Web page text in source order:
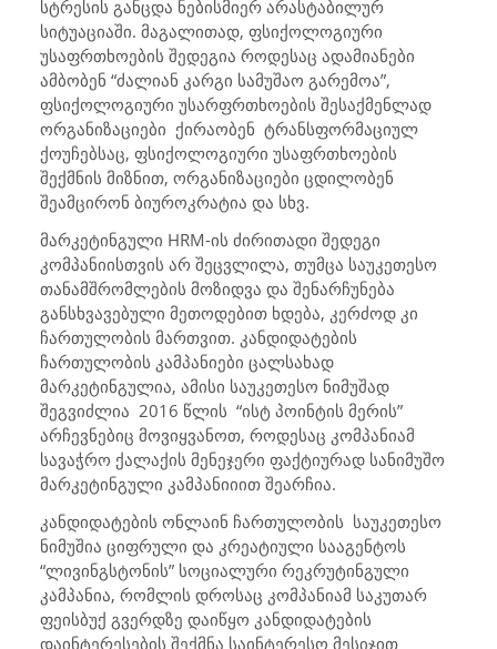
სტრესის განცდა ნებისმიერ არასტაბილურ
სიტუაციაში. მაგალითად, ფსიქოლოგიური
უსაფრთხოების შედეგია როდესაც ადამიანები
ამბობენ “ძალიან კარგი სამუშაო გარემოა”,
ფსიქოლოგიური უსარფრთხოების შესაქმენლად
ორგანიზაციები ქირაობენ ტრანსფორმაციულ
ქოუჩებსაც, ფსიქოლოგიური უსაფრთხოების
შექმნის მიზნით, ორგანიზაციები ცდილობენ
შეამცირონ ბიუროკრატია და სხვ.
მარკეტინგული HRM-ის ძირითადი შედეგი
კომპანიისთვის არ შეცვლილა, თუმცა საუკეთესო
თანამშრომლების მოზიდვა და შენარჩუნება
განსხვავებული მეთოდებით ხდება, კერძოდ კი
ჩართულობის მართვით. კანდიდატების
ჩართულობის კამპანიები ცალსახად
მარკეტინგულია, ამისი საუკეთესო ნიმუშად
შეგვიძლია 2016 წლის “ისტ პოინტის მერის”
არჩევნებიც მოვიყვანოთ, როდესაც კომპანიამ
სავაჭრო ქალაქის მენეჯერი ფაქტიურად სანიმუშო
მარკეტინგული კამპანიიით შეარჩია.
კანდიდატების ონლაინ ჩართულობის საუკეთესო
ნიმუშია ციფრული და კრეატიული სააგენტოს
“ლივინგსტონის” სოციალური რეკრუტინგული
კამპანია, რომლის დროსაც კომპანიამ საკუთარ
ფეისბუქ გვერდზე დაიწყო კანდიდატების
დაინტერესების შექმნა საინტერესო მესიჯით